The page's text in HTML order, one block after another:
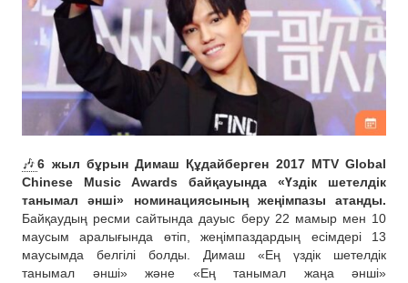
🎶6 жыл бұрын Димаш Құдайберген 2017 MTV Global
Chinese Music Awards байқауында «Үздік шетелдік
танымал әнші» номинациясының жеңімпазы атанды.
Байқаудың ресми сайтында дауыс беру 22 мамыр мен 10
маусым аралығында өтіп, жеңімпаздардың есімдері 13
маусымда белгілі болды. Димаш «Ең үздік шетелдік
танымал әнші» және «Ең танымал жаңа әнші»